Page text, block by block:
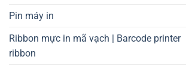
Pin máy in
Ribbon mực in mã vạch | Barcode printer
ribbon